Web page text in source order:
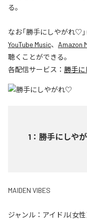
る。
なお「勝手にしやがれ♡
YouTube Music、 Amazon
聴くことができる。
各配信サービス： 勝手
1 ： 勝手にしや
MAIDEN VIBES
ジャンル： アイドル(女